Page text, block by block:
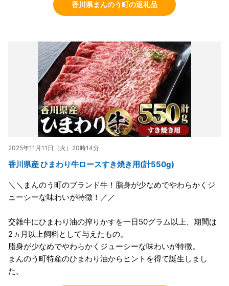
香川県まんのう町の返礼品
2025年11月11日（火）20時14分
香川県産 ひまわり牛ロースすき焼き用(計550g)
＼＼まんのう町のブランド牛！脂身が少なめでやわらかくジ
ューシーな味わいが特徴！／／
交雑牛にひまわり油の搾りかすを一日50グラム以上、期間は
2ヵ月以上飼料として与えたもの。
脂身が少なめでやわらかくジューシーな味わいが特徴。
まんのう町特産のひまわり油からヒントを得て誕生しまし
た。